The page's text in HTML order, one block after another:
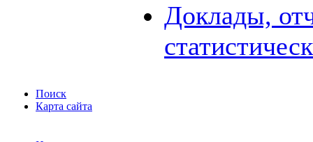
Доклады,
Поиск
Карта сайта